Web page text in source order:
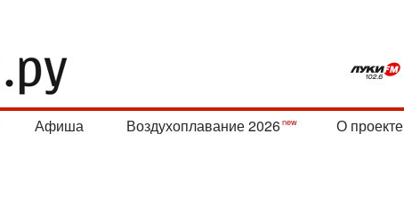
Афиша Воздухоплавание 2026 О проекте